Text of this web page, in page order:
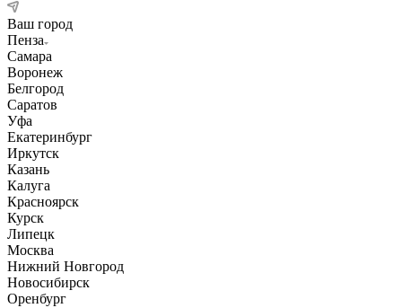
Ваш город
Пенза
Самара
Воронеж
Белгород
Саратов
Уфа
Екатеринбург
Иркутск
Казань
Калуга
Красноярск
Курск
Липецк
Москва
Нижний Новгород
Новосибирск
Оренбург